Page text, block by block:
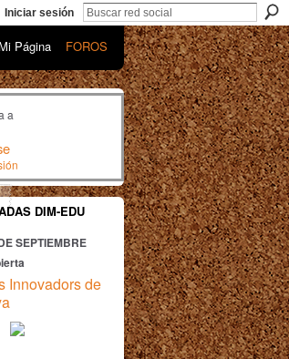
Iniciar sesión
Mi Página FOROS
a
DIM-EDU
SEPTIEMBRE
Innovadors de